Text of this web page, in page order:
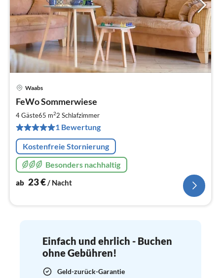
Waabs
FeWo Sommerwiese
4 Gäste65 m22 Schlafzimmer
1 Bewertung
Kostenfreie Stornierung
Besonders nachhaltig
ab 23€/ Nacht
Einfach und ehrlich - Buchen
ohne Gebühren!
Geld-zurück-Garantie